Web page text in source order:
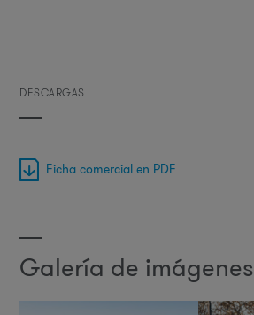
DESCARGAS
Ficha comercial en PDF
Galería de imágenes